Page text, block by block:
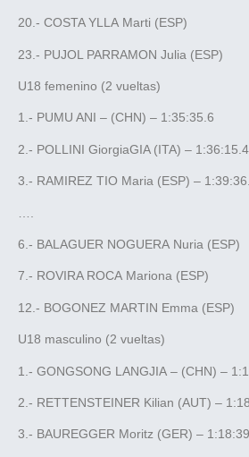
20.- COSTA YLLA Marti (ESP)
23.- PUJOL PARRAMON Julia (ESP)
U18 femenino (2 vueltas)
1.- PUMU ANI – (CHN) – 1:35:35.6
2.- POLLINI GiorgiaGIA (ITA) – 1:36:15.4
3.- RAMIREZ TIO Maria (ESP) –
6.- BALAGUER NOGUERA Nuria (ESP)
7.- ROVIRA ROCA Mariona (ESP)
12.- BOGONEZ MARTIN Emma (ESP)
U18 masculino (2 vueltas)
1.- GONGSONG LANGJIA – (CHN) –
2.- RETTENSTEINER Kilian (AUT) –
3.- BAUREGGER Moritz (GER) –